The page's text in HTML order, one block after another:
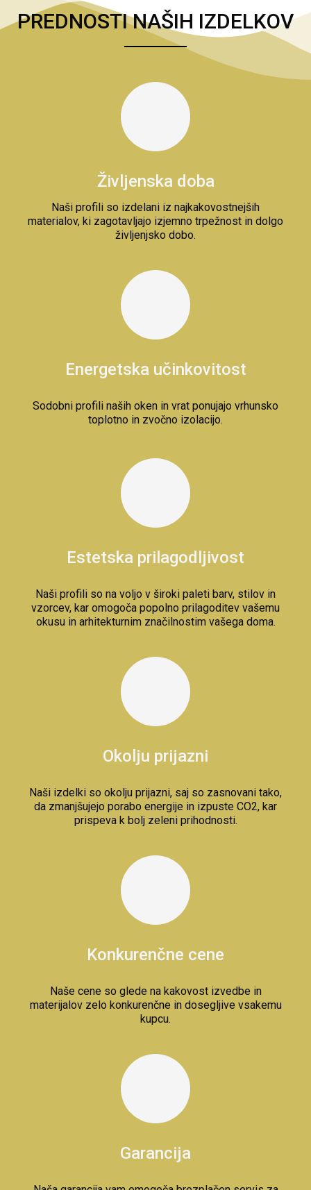
PREDNOSTI NAŠIH IZDELKOV
Življenska doba
Naši profili so izdelani iz najkakovostnejših
materialov, ki zagotavljajo izjemno trpežnost in dolgo
življenjsko dobo.
Energetska učinkovitost
Sodobni profili naših oken in vrat ponujajo vrhunsko
toplotno in zvočno izolacijo.
Estetska prilagodljivost
Naši profili so na voljo v široki paleti barv, stilov in
vzorcev, kar omogoča popolno prilagoditev vašemu
okusu in arhitekturnim značilnostim vašega doma.
Okolju prijazni
Naši izdelki so okolju prijazni, saj so zasnovani tako,
da zmanjšujejo porabo energije in izpuste CO2, kar
prispeva k bolj zeleni prihodnosti.
Konkurenčne cene
Naše cene so glede na kakovost izvedbe in
materijalov zelo konkurenčne in dosegljive vsakemu
kupcu.
Garancija